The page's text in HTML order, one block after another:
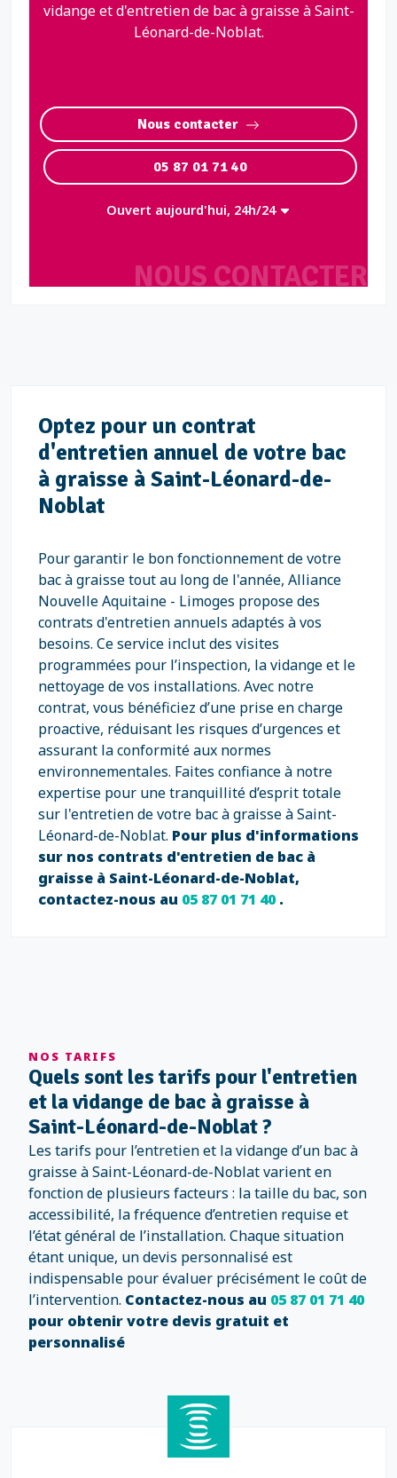
NOUS CONTACTER
vidange et d'entretien de bac à graisse à Saint-
Léonard-de-Noblat.
Nous contacter
05 87 01 71 40
Ouvert aujourd'hui, 24h/24
Optez pour un contrat
d'entretien annuel de votre bac
à graisse à Saint-Léonard-de-
Noblat
Pour garantir le bon fonctionnement de votre
bac à graisse tout au long de l'année, Alliance
Nouvelle Aquitaine - Limoges propose des
contrats d'entretien annuels adaptés à vos
besoins. Ce service inclut des visites
programmées pour l’inspection, la vidange et le
nettoyage de vos installations. Avec notre
contrat, vous bénéficiez d’une prise en charge
proactive, réduisant les risques d’urgences et
assurant la conformité aux normes
environnementales. Faites confiance à notre
expertise pour une tranquillité d’esprit totale
sur l'entretien de votre bac à graisse à Saint-
Léonard-de-Noblat. Pour plus d'informations
sur nos contrats d'entretien de bac à
graisse à Saint-Léonard-de-Noblat,
contactez-nous au 05 87 01 71 40.
NOS TARIFS
Quels sont les tarifs pour l'entretien
et la vidange de bac à graisse à
Saint-Léonard-de-Noblat ?
Les tarifs pour l’entretien et la vidange d’un bac à
graisse à Saint-Léonard-de-Noblat varient en
fonction de plusieurs facteurs : la taille du bac, son
accessibilité, la fréquence d’entretien requise et
l’état général de l’installation. Chaque situation
étant unique, un devis personnalisé est
indispensable pour évaluer précisément le coût de
l’intervention. Contactez-nous au 05 87 01 71 40
pour obtenir votre devis gratuit et
personnalisé